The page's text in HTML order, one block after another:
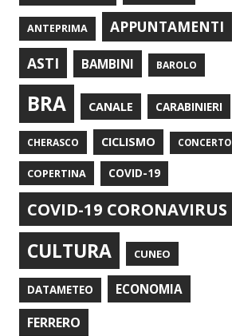
ANTEPRIMA
APPUNTAMENTI
ASTI
BAMBINI BAROLO
BRA CANALE CARABINIERI
CHERASCO CICLISMO CONCERTO
COPERTINA COVID-19
COVID-19 CORONAVIRUS
CULTURA CUNEO
DATAMETEO ECONOMIA
FERRERO